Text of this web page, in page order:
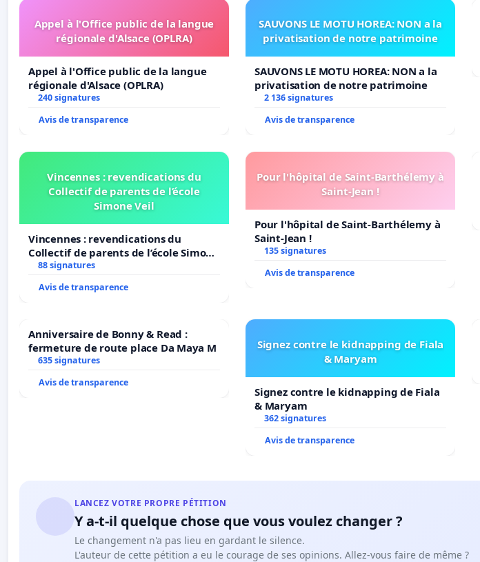
Appel à l'Office public de la langue
régionale d'Alsace (OPLRA)
Appel à l'Office public de la langue
régionale d'Alsace (OPLRA)
240 signatures
Avis de transparence
SAUVONS LE MOTU HOREA: NON a la
privatisation de notre patrimoine
SAUVONS LE MOTU HOREA: NON a la
privatisation de notre patrimoine
2 136 signatures
Avis de transparence
Vincennes : revendications du
Collectif de parents de l’école
Simone Veil
Vincennes : revendications du
Collectif de parents de l’école Simone
Veil
88 signatures
Avis de transparence
Pour l'hôpital de Saint-Barthélemy à
Saint-Jean !
Pour l'hôpital de Saint-Barthélemy à
Saint-Jean !
135 signatures
Avis de transparence
Anniversaire de Bonny & Read :
fermeture de route place Da Maya M
635 signatures
Avis de transparence
Signez contre le kidnapping de Fiala
& Maryam
Signez contre le kidnapping de Fiala
& Maryam
362 signatures
Avis de transparence
LANCEZ VOTRE PROPRE PÉTITION
Y a-t-il quelque chose que vous voulez changer ?
Le changement n'a pas lieu en gardant le silence.
L'auteur de cette pétition a eu le courage de ses opinions. Allez-vous faire de même ?